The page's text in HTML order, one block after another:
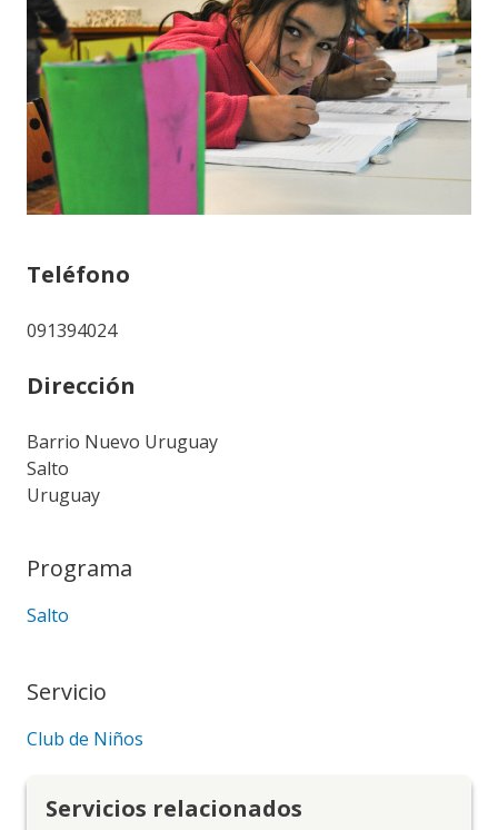
Teléfono
091394024
Dirección
Barrio Nuevo Uruguay
Salto
Uruguay
Programa
Salto
Servicio
Club de Niños
Servicios relacionados